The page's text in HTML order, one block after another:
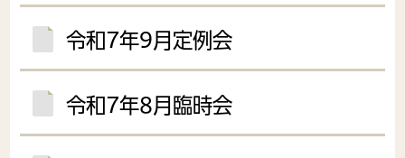
令和7年9月定例会
令和7年8月臨時会